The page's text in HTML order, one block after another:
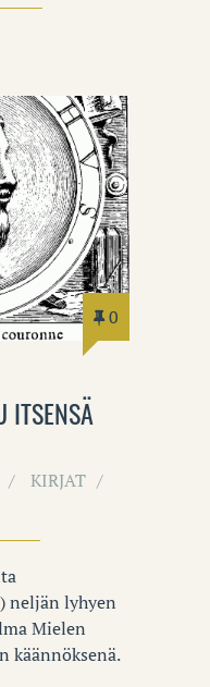
0
ITSENSÄ
KIRJAT
neljän lyhyen
Mielen
käännöksenä.